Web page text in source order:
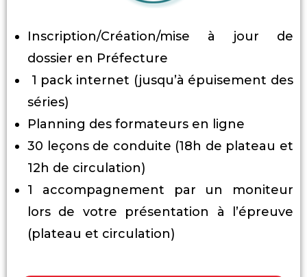
Inscription/Création/mise à jour de
dossier en Préfecture
1 pack internet (jusqu’à épuisement des
séries)
Planning des formateurs en ligne
30 leçons de conduite (18h de plateau et
12h de circulation)
1 accompagnement par un moniteur
lors de votre présentation à l’épreuve
(plateau et circulation)